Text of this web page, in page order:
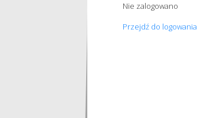
Nie zalogowano
Przejdź do logowania